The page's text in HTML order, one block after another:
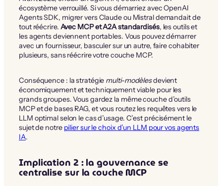
écosystème verrouillé. Si vous démarriez avec OpenAI
Agents SDK, migrer vers Claude ou Mistral demandait de
tout réécrire. Avec MCP et A2A standardisés, les outils et
les agents deviennent portables. Vous pouvez démarrer
avec un fournisseur, basculer sur un autre, faire cohabiter
plusieurs, sans réécrire votre couche MCP.
Conséquence : la stratégie multi-modèlesdevient
économiquement et techniquement viable pour les
grands groupes. Vous gardez la même couche d’outils
MCP et de bases RAG, et vous routez les requêtes vers le
LLM optimal selon le cas d’usage. C’est précisément le
sujet de notre pilier sur le choix d’un LLM pour vos agents
IA.
Implication 2 : la gouvernance se
centralise sur la couche MCP